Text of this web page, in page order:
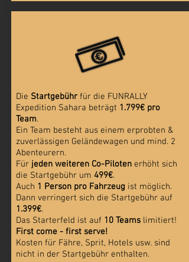
Die Startgebührfür die FUNRALLY
Expedition Sahara beträgt 1.799€ pro
Team.
Ein Team besteht aus einem erprobten &
zuverlässigen Geländewagen und mind. 2
Abenteurern.
Für jeden weiteren Co-Piloten erhöht sich
die Startgebühr um 499€.
Auch 1 Person pro Fahrzeug ist möglich.
Dann verringert sich die Startgebühr auf
1.399€.
Das Starterfeld ist auf 10 Teamslimitiert!
First come - first serve!
Kosten für Fähre, Sprit, Hotels usw. sind
nicht in der Startgebühr enthalten.